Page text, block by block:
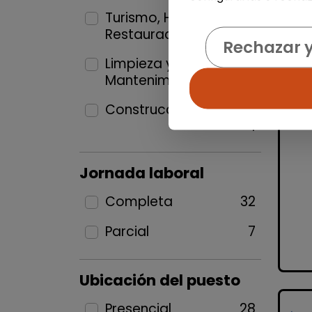
Turismo, Hostelería y
Restauración
Limpieza y
Mantenimiento
Construcción y Oficios
1
Jornada laboral
Completa
32
Parcial
7
Ubicación del puesto
Rechazar